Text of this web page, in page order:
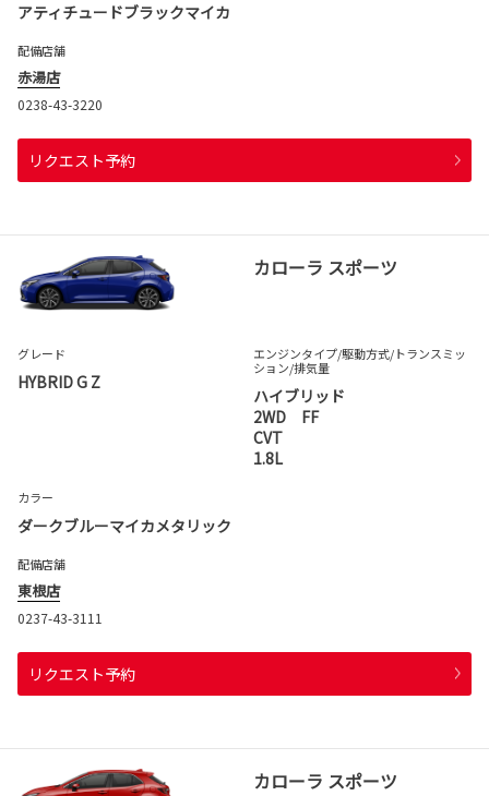
アティチュードブラックマイカ
配備店舗
赤湯店
0238-43-3220
リクエスト予約
カローラ スポーツ
グレード
HYBRID G Z
エンジンタイプ/駆動方式/トランスミッ
ション/排気量
ハイブリッド
2WD FF
CVT
1.8L
カラー
ダークブルーマイカメタリック
配備店舗
東根店
0237-43-3111
リクエスト予約
カローラ スポーツ